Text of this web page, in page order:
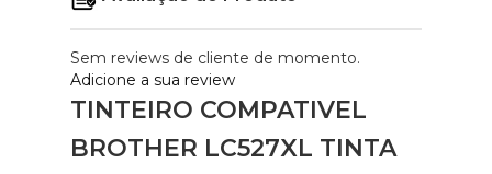
Sem reviews de cliente de momento.
Adicione a sua review
TINTEIRO COMPATIVEL
BROTHER LC527XL TINTA